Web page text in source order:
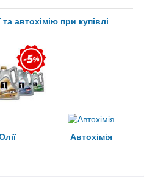
автохімію при купівлі
Автохімія